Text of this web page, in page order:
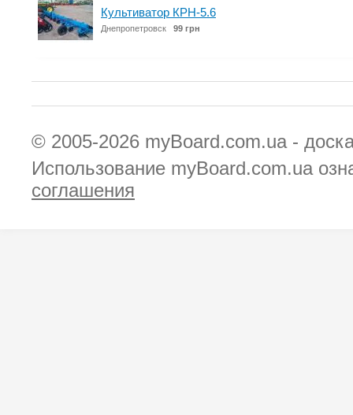
Культиватор КРН-5.6
Днепропетровск 99 грн
© 2005-2026 myBoard.com.ua -
Использование myBoard.com.ua
соглашения